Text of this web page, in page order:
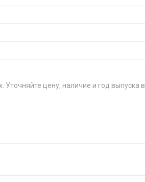
Уточняйте цену, наличие и год выпуска в